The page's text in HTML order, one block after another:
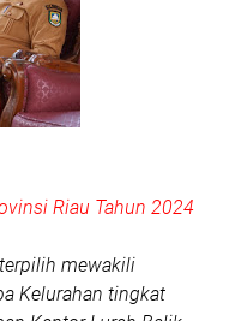
Riau Tahun 2024
mewakili
Kelurahan tingkat